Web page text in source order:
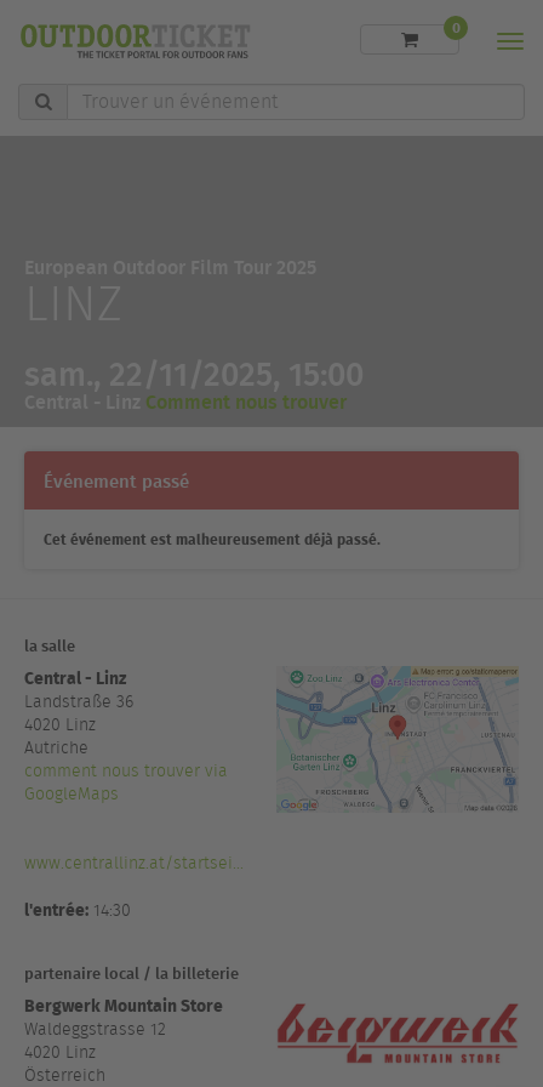
Trouver
0
Comment nous trouver
Événement passé
Cet événement est malheureusement déjà passé.
la salle
Central - Linz
Landstraße 36
4020 Linz
Autriche
comment nous trouver via
GoogleMaps
www.centrallinz.at/startsei...
l'entrée: 14:30
partenaire local / la billeterie
Bergwerk Mountain Store
Waldeggstrasse 12
4020 Linz
Österreich